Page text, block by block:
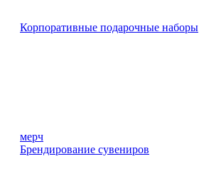
Корпоративные подарочные наборы
мерч
Брендирование сувениров